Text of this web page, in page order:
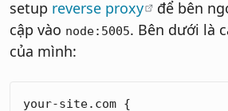
setup reverse proxy
để bên
cập vào node:5005. Bên dưới là
của mình:
your-site.com {